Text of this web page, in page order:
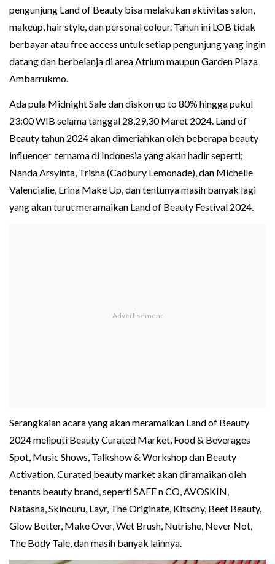
pengunjung Land of Beauty bisa melakukan aktivitas salon,
makeup, hair style, dan personal colour. Tahun ini LOB tidak
berbayar atau free access untuk setiap pengunjung yang ingin
datang dan berbelanja di area Atrium maupun Garden Plaza
Ambarrukmo.
Ada pula Midnight Sale dan diskon up to 80% hingga pukul
23:00 WIB selama tanggal 28,29,30 Maret 2024. Land of
Beauty tahun 2024 akan dimeriahkan oleh beberapa beauty
influencer ternama di Indonesia yang akan hadir seperti;
Nanda Arsyinta, Trisha (Cadbury Lemonade), dan Michelle
Valencialie, Erina Make Up, dan tentunya masih banyak lagi
yang akan turut meramaikan Land of Beauty Festival 2024.
Serangkaian acara yang akan meramaikan Land of Beauty
2024 meliputi Beauty Curated Market, Food & Beverages
Spot, Music Shows, Talkshow & Workshop dan Beauty
Activation. Curated beauty market akan diramaikan oleh
tenants beauty brand, seperti SAFF n CO, AVOSKIN,
Natasha, Skinouru, Layr, The Originate, Kitschy, Beet Beauty,
Glow Better, Make Over, Wet Brush, Nutrishe, Never Not,
The Body Tale, dan masih banyak lainnya.